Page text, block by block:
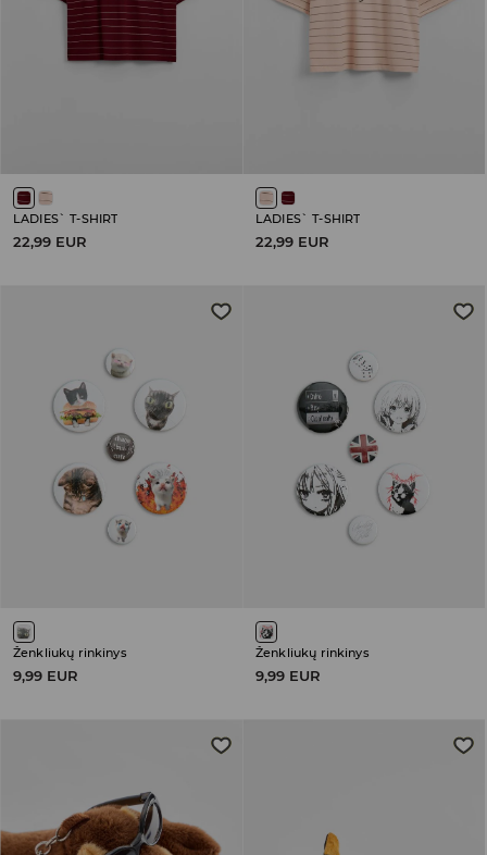
LADIES` T-SHIRT
22,99 EUR
LADIES` T-SHIRT
22,99 EUR
Ženkliukų rinkinys
9,99 EUR
Ženkliukų rinkinys
9,99 EUR